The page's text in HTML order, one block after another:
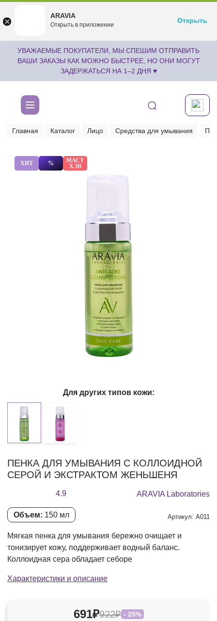
undefined
Бесплатноru.aravia.new
Открыть
УВАЖАЕМЫЕ ПОКУПАТЕЛИ, МЫ СПЕШИМ ОТПРАВИТЬ
ВАШИ ЗАКАЗЫ КАК МОЖНО БЫСТРЕЕ, НО ОНИ МОГУТ
ЗАДЕРЖАТЬСЯ НА 1–2 ДНЯ ♥
Главная Каталог Лицо Средства для умывания
ХИТ %
МАСТ
ХЭВ
ПЕНКА ДЛЯ УМЫВАНИЯ С КОЛЛОИДНОЙ
СЕРОЙ И ЭКСТРАКТОМ ЖЕНЬШЕНЯ
4.9 ARAVIA Laboratories
Объем: 150 мл Артикул: А011
Мягкая пенка для умывания бережно очищает и
тонизирует кожу, поддерживает водный баланс.
Коллоидная сера обладает себоре
Характеристики и описание
Для других типов кожи:
691₽922₽ - 25%
ARAVIA
Открыть в приложении
Открыть